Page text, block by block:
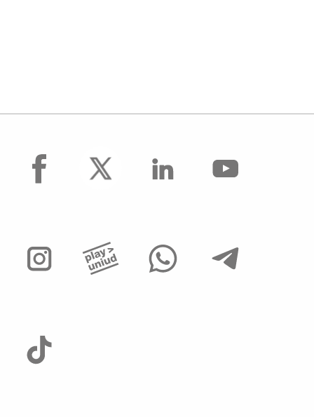
facebook